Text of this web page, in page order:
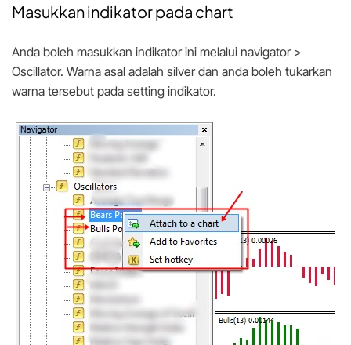
Masukkan indikator pada chart
Anda boleh masukkan indikator ini melalui navigator >
Oscillator. Warna asal adalah silver dan anda boleh tukarkan
warna tersebut pada setting indikator.